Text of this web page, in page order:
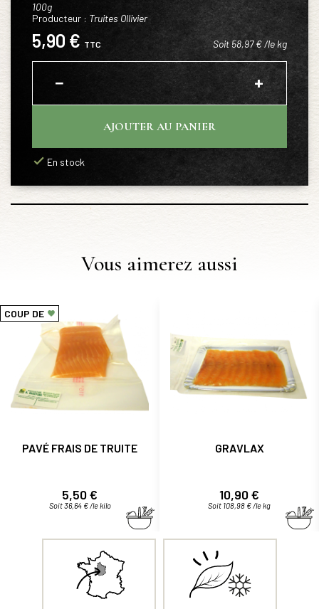
100g
Producteur : Truites Ollivier
5,90 € TTC Soit 58,97 € /le kg
− +
AJOUTER AU PANIER
En stock
Vous aimerez aussi
COUP DE
PAVÉ FRAIS DE TRUITE
Prix
5,50 €
Soit 36,64 € /le kilo
GRAVLAX
Prix
10,90 €
Soit 108,98 € /le kg